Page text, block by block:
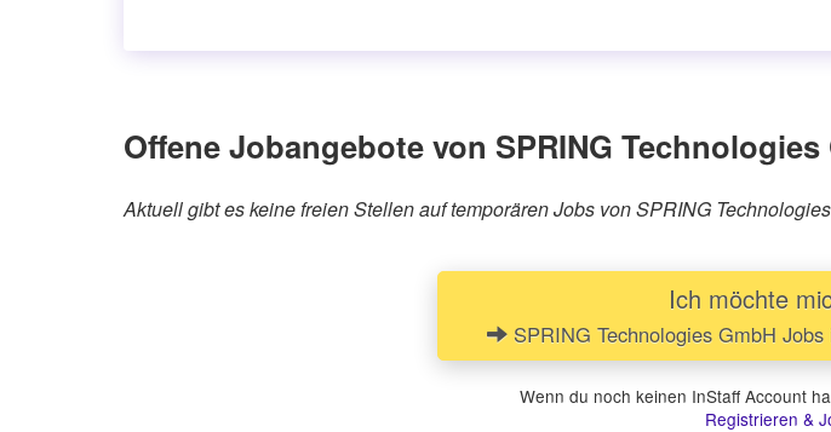
Offene Jobangebote von SPRING Technologies
Aktuell gibt es keine freien Stellen auf temporären Jobs von SPRING
Ich möchte
SPRING Technologies GmbH
Wenn du noch keinen InStaff Account
Registrieren &